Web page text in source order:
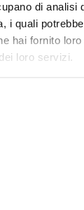
di analisi
i quali
hai fornito
loro servizi.
- Materials
testing -